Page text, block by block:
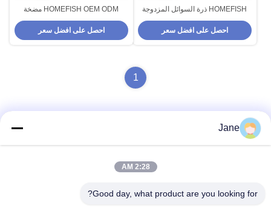
HOMEFISH ذرة السوائل المزدوجة
المنزلية مزيّف العطور 500-
1000CBM
احصل على افضل سعر
HOMEFISH OEM ODM مضخة
1000CBM
احصل على افضل سعر
1
رقم 302، الطابق الثالث، الوحدة الأولى، المبنى الثاني، هونججي
Jane
2:28 AM
Good day, what product are you looking for?